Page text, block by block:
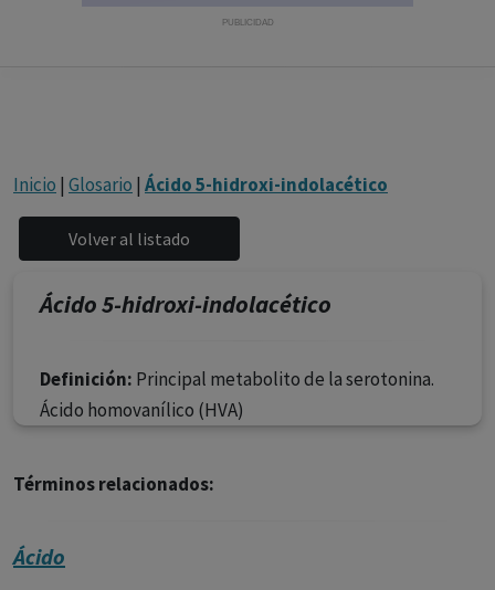
PUBLICIDAD
Inicio | Glosario | Ácido 5-hidroxi-indolacético
Ácido 5-hidroxi-indolacético
Definición: Principal metabolito de la serotonina.
Ácido homovanílico (HVA)
Términos relacionados:
Ácido